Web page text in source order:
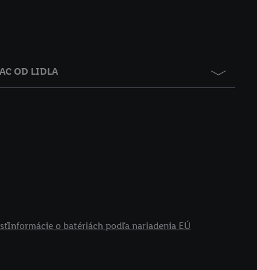
OD LIDLA
Informácie o batériách podľa nariadenia EÚ